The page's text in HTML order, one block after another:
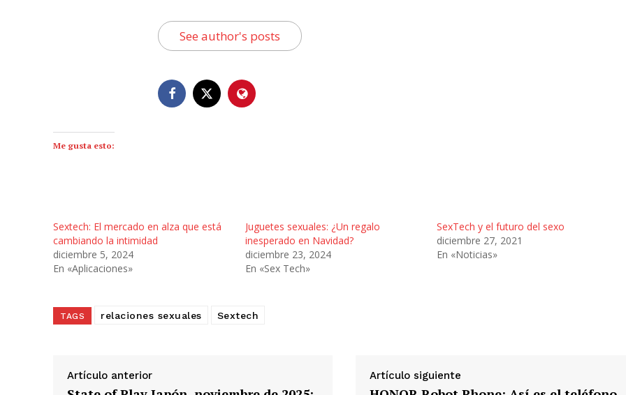
See author's posts
Me gusta esto:
Sextech: El mercado en alza que está
cambiando la intimidad
diciembre 5, 2024
En «Aplicaciones»
Juguetes sexuales: ¿Un regalo
inesperado en Navidad?
diciembre 23, 2024
En «Sex Tech»
SexTech y el futuro del sexo
diciembre 27, 2021
En «Noticias»
TAGS relaciones sexuales Sextech
Artículo anterior Artículo siguiente